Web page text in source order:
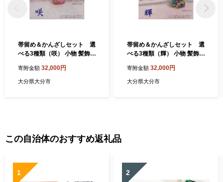
帯留め＆かんざしセット 選
べる3種類（咲） 小物 髪飾り
ゼント 手作り 工芸品 装飾品
着物 U01023-2
寄附金額 32,000円
大分県大分市
帯留め＆かんざしセット 選
べる3種類（輝） 小物 髪飾り
ゼント 手作り 工芸品 装飾品
着物 U01023-3
寄附金額 32,000円
大分県大分市
この自治体のおすすめ返礼品
1 2